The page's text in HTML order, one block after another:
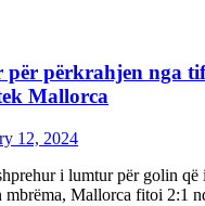
përkrahjen nga
Mallorca
12, 2024
i lumtur për golin
mbrëma, Mallorca fitoi 2:1